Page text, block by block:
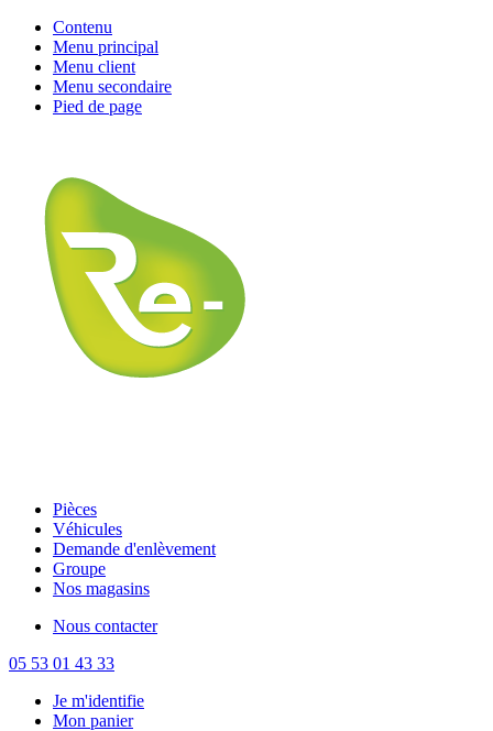
Contenu
Menu principal
Menu client
Menu secondaire
Pied de page
Pièces
Véhicules
Demande d'enlèvement
Groupe
Nos magasins
Nous contacter
05 53 01 43 33
Je m'identifie
Mon panier